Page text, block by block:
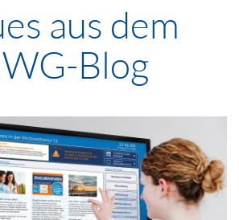
aus dem
Blog